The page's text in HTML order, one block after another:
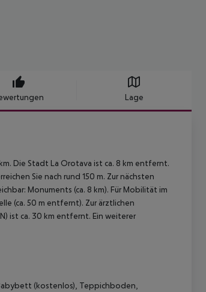
Lage
Die Stadt La Orotava ist ca. 8 km entfernt.
Sie nach rund 150 m. Zur nächsten
Monuments (ca. 8 km). Für Mobilität im
(ca. 50 m entfernt). Zur ärztlichen
ist ca. 30 km entfernt. Ein weiterer
(kostenlos), Teppichboden,